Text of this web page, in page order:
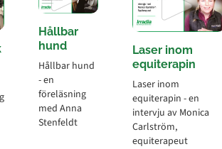
Hållbar
hund
Hållbar hund
- en
föreläsning
med Anna
Stenfeldt
Laser inom
equiterapin
Laser inom
equiterapin - en
intervju av Monica
Carlström,
equiterapeut